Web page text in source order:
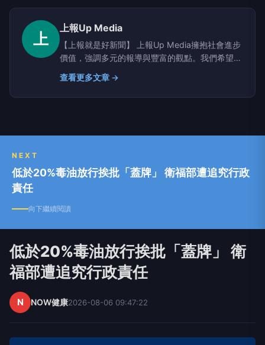
上
上報Up Media
【上報就是好新聞】 上報Up Media擁抱社會進步
價值，強調多元的報導與豐富的觀點。我們希望提
供讀者具有深度、廣度的原生新聞。
查看更多文章 →
NEXT
低於20%毒油放行挨批「蓋牌」 衛福部遭追究行政
責任
向下繼續閱讀
低於20%毒油放行挨批「蓋牌」 衛
福部遭追究行政責任
N NOW健康2026-08-06 09:47:22